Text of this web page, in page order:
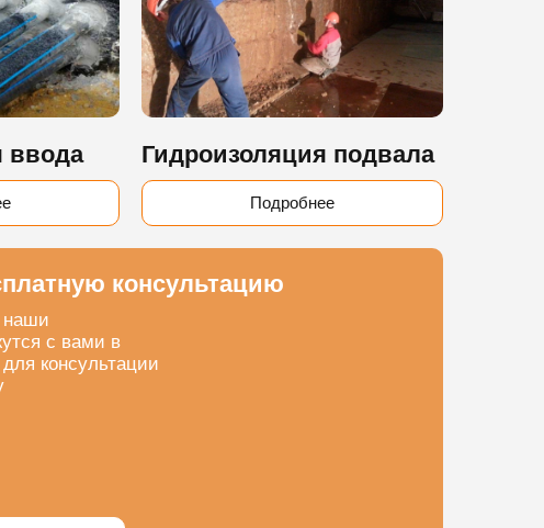
ввода Гидроизоляция подвала
Подробнее
консультацию
наши
с вами в
консультации